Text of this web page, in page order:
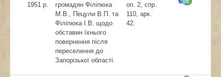
1951 р.
громадян Філіпюка
М.В., Пецули В.П. та
Філіпюка І.В. щодо
обставин їхнього
повернення після
переселення до
Запорізької області.
оп. 2, спр.
110, арк.
42.